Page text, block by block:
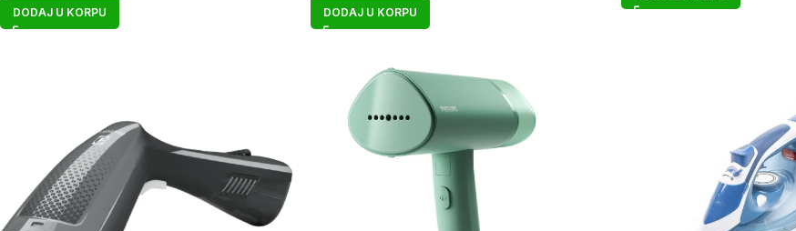
DODAJ U KORPU DODAJ U KORPU